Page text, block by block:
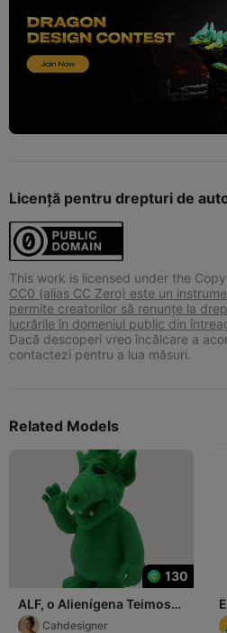
Licență pentru drepturi de
This work is licensed under the
CC0 (alias CC Zero) este un
permite creatorilor să renunțe la
lucrările în domeniul public din
Dacă descoperi vreo încălcare a
contactezi pentru a lua măsuri.
Related Models
130
ALF, o Alienígena Teimoso
- Miniatura Colecionável
Cahdesigner